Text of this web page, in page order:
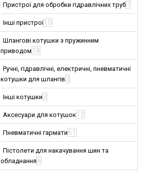
Пристрої для обробки гідравлічних труб7
Інші пристрої 10
Шлангові котушки з пружинним
приводом 18
Ручні, гідравлічні, електричні, пневматичні
котушки для шлангів 2
Інші котушки 2
Аксесуари для котушок 12
Пневматичні гармати 61
Пістолети для накачування шин та
обладнання 6